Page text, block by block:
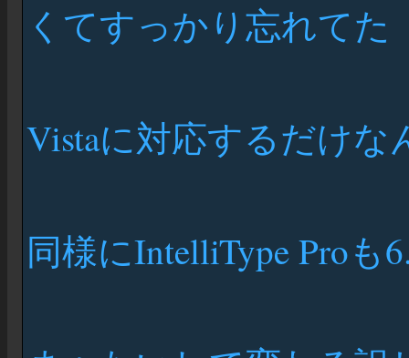
くてすっかり忘れてた
Vistaに対応するだけな
同様にIntelliType Proも